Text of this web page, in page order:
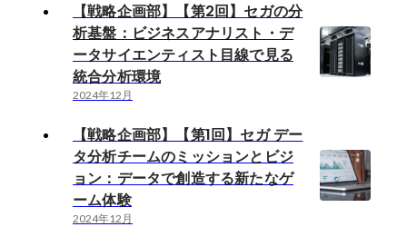
【戦略企画部】【第2回】セガの分
析基盤：ビジネスアナリスト・デ
ータサイエンティスト目線で見る
統合分析環境
2024年12月
【戦略企画部】【第1回】セガ デー
タ分析チームのミッションとビジ
ョン：データで創造する新たなゲ
ーム体験
2024年12月